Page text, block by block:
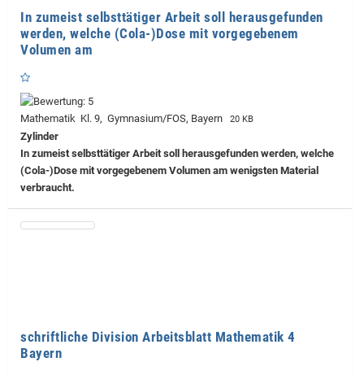
In zumeist selbsttätiger Arbeit soll herausgefunden
werden, welche (Cola-)Dose mit vorgegebenem
Volumen am
Mathematik Kl. 9, Gymnasium/FOS, Bayern 20 KB
Zylinder
In zumeist selbsttätiger Arbeit soll herausgefunden werden, welche
(Cola-)Dose mit vorgegebenem Volumen am wenigsten Material
verbraucht.
schriftliche Division Arbeitsblatt Mathematik 4
Bayern